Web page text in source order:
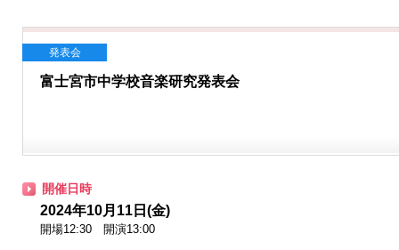
発表会
富士宮市中学校音楽研究発表会
開催日時
2024年10月11日(金)
開場12:30 開演13:00